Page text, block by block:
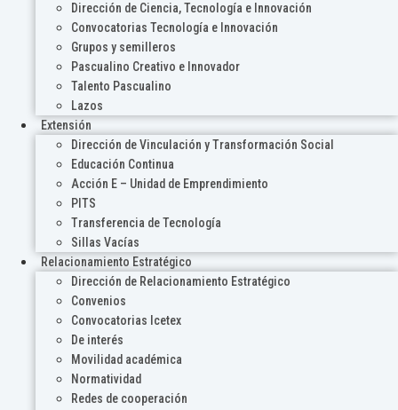
Dirección de Ciencia, Tecnología e Innovación
Convocatorias Tecnología e Innovación
Grupos y semilleros
Pascualino Creativo e Innovador
Talento Pascualino
Lazos
Extensión
Dirección de Vinculación y Transformación Social
Educación Continua
Acción E – Unidad de Emprendimiento
PITS
Transferencia de Tecnología
Sillas Vacías
Relacionamiento Estratégico
Dirección de Relacionamiento Estratégico
Convenios
Convocatorias Icetex
De interés
Movilidad académica
Normatividad
Redes de cooperación